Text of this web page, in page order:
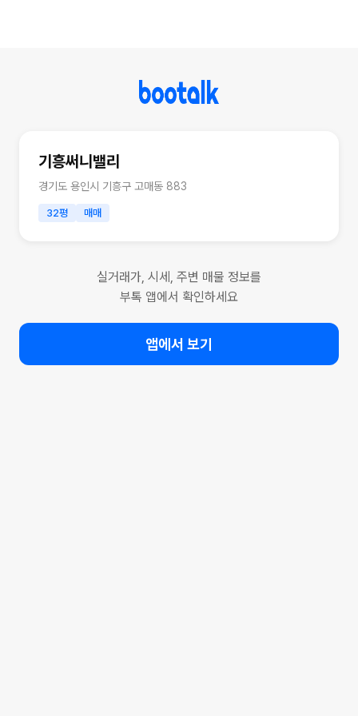
기흥써니밸리
경기도 용인시 기흥구 고매동 883
32평 매매
실거래가, 시세, 주변 매물 정보를
부톡 앱에서 확인하세요
앱에서 보기